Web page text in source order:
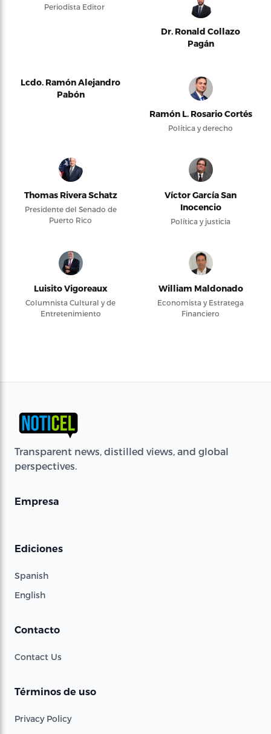
Periodista Editor
Dr. Ronald Collazo
Pagán
Lcdo. Ramón Alejandro
Pabón
Ramón L. Rosario Cortés
Política y derecho
Thomas Rivera Schatz
Presidente del Senado de
Puerto Rico
Víctor García San
Inocencio
Política y justicia
Luisito Vigoreaux
Columnista Cultural y de
Entretenimiento
William Maldonado
Economista y Estratega
Financiero
Transparent news, distilled views, and global
perspectives.
Empresa
Ediciones
Spanish
English
Contacto
Contact Us
Términos de uso
Privacy Policy